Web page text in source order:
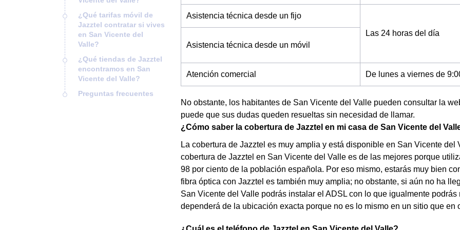
¿Qué tarifas móvil de
Jazztel contratar si vives
en San Vicente del
Valle?
¿Qué tiendas de Jazztel
encontramos en San
Vicente del Valle?
Preguntas frecuentes
Asistencia técnica desde un fijo
Las 24 horas del día
Asistencia técnica desde un móvil
Atención comercial De lunes a viernes de
No obstante, los habitantes de San Vicente del Valle pueden consultar la
puede que sus dudas queden resueltas sin necesidad de llamar.
¿Cómo saber la cobertura de Jazztel en mi casa de San Vicente del
La cobertura de Jazztel es muy amplia y está disponible en San Vicente
cobertura de Jazztel en San Vicente del Valle es de las mejores porque
98 por ciento de la población española. Por eso mismo, estarás muy bien
fibra óptica con Jazztel es también muy amplia; no obstante, si aún no ha
San Vicente del Valle podrás instalar el ADSL con lo que igualmente
dependerá de la ubicación exacta porque no es lo mismo en un sitio que en